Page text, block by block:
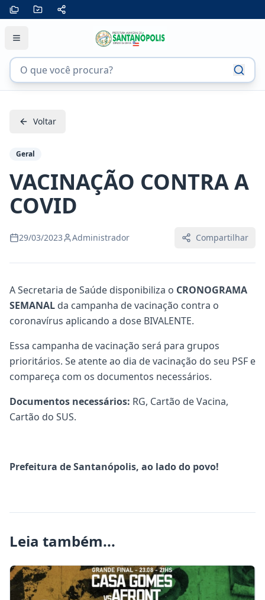
Voltar
Geral
VACINAÇÃO CONTRA A
COVID
29/03/2023 Administrador Compartilhar
A Secretaria de Saúde disponibiliza o CRONOGRAMA
SEMANAL da campanha de vacinação contra o
coronavírus aplicando a dose BIVALENTE.
Essa campanha de vacinação será para grupos
prioritários. Se atente ao dia de vacinação do seu PSF e
compareça com os documentos necessários.
Documentos necessários: RG, Cartão de Vacina,
Cartão do SUS.
Prefeitura de Santanópolis, ao lado do povo!
Leia também...